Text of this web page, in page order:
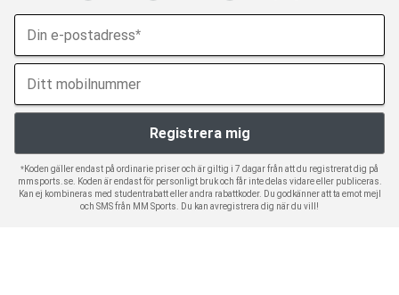
*Koden gäller endast på ordinarie priser och är giltig i 7 dagar från att du registrerat dig på
mmsports.se. Koden är endast för personligt bruk och får inte delas vidare eller publiceras.
Kan ej kombineras med studentrabatt eller andra rabattkoder. Du godkänner att ta emot mejl
och SMS från MM Sports. Du kan avregistrera dig när du vill!